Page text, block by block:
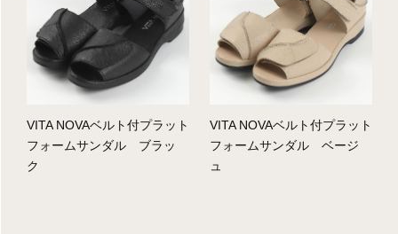
VITA NOVAベルト付プラット
フォームサンダル ブラッ
ク
VITA NOVAベルト付プラット
フォームサンダル ベージ
ュ